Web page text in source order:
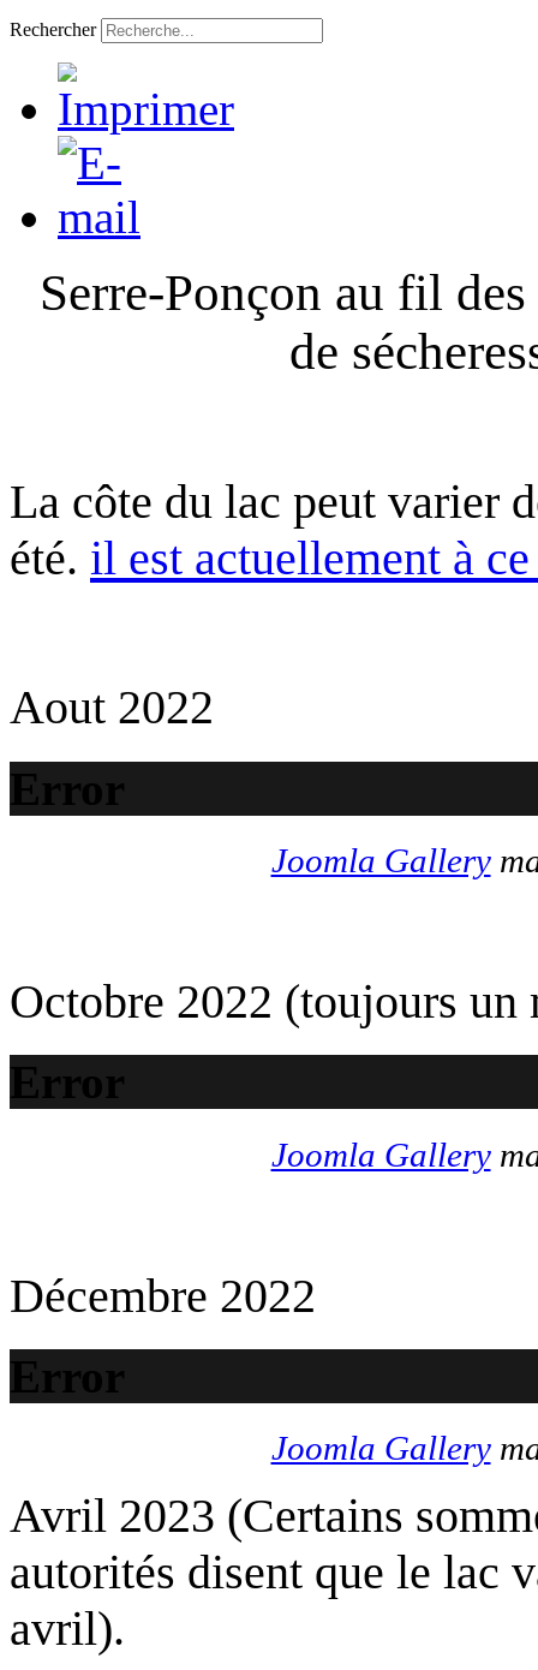
Rechercher
Serre-Ponçon au fil
de
La côte du lac peut varier
été. il est actuellement à
Aout 2022
Error
Joomla Gallery
Octobre 2022 (toujours un
Error
Joomla Gallery
Décembre 2022
Error
Joomla Gallery
Avril 2023 (Certains
autorités disent que le lac
avril).